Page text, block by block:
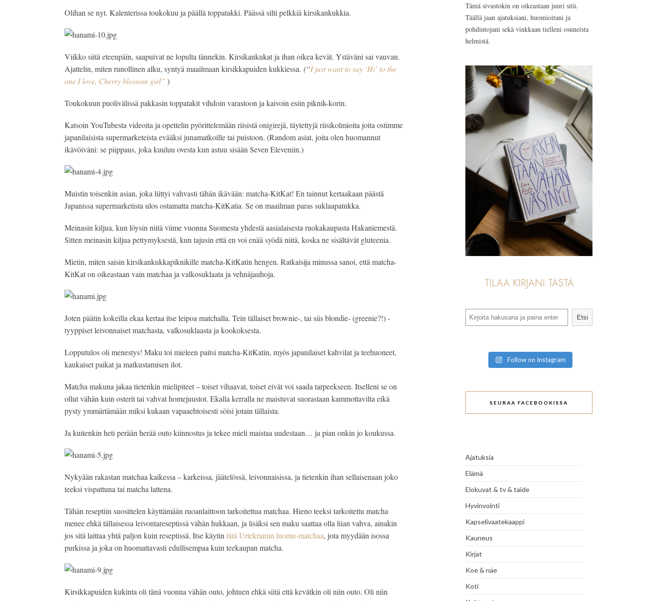
Olihan se nyt. Kalenterissa toukokuu ja päällä toppatakki. Päässä silti pelkkiä kirsikankukkia.
Viikko siitä eteenpäin, saapuivat ne lopulta tännekin. Kirsikankukat ja ihan oikea kevät. Ystäväni sai vauvan.
Ajattelin, miten runollinen alku, syntyä maailmaan kirsikkapuiden kukkiessa. (“I just want to say ‘Hi’ to the
one I love, Cherry blossom girl” )
Toukokuun puolivälissä pakkasin toppatakit vihdoin varastoon ja kaivoin esiin piknik-korin.
Katsoin YouTubesta videoita ja opettelin pyörittelemään riisistä onigirejä, täytettyjä riisikolmioita joita ostimme
japanilaisista supermarketeista evääksi junamatkoille tai puistoon. (Random asiat, joita olen huomannut
ikävöiväni: se piippaus, joka kuuluu ovesta kun astuu sisään Seven Eleveniin.)
Muistin toisenkin asian, joka liittyi vahvasti tähän ikävään: matcha-KitKat! En tainnut kertaakaan päästä
Japanissa supermarketista ulos ostamatta matcha-KitKatia. Se on maailman paras suklaapatukka.
Meinasin kiljua, kun löysin niitä viime vuonna Suomesta yhdestä aasialaisesta ruokakaupasta Hakaniemestä.
Sitten meinasin kiljua pettymyksestä, kun tajusin että en voi enää syödä niitä, koska ne sisältävät gluteenia.
Mietin, miten saisin kirsikankukkapiknikille matcha-KitKatin hengen. Ratkaisija minussa sanoi, että matcha-
KitKat on oikeastaan vain matchaa ja valkosuklaata ja vehnäjauhoja.
Joten päätin kokeilla ekaa kertaa itse leipoa matchalla. Tein tällaiset brownie-, tai siis blondie- (greenie?!) -
tyyppiset leivonnaiset matchasta, valkosuklaasta ja kookoksesta.
Lopputulos oli menestys! Maku toi mieleen paitsi matcha-KitKatin, myös japanilaiset kahvilat ja teehuoneet,
kaukaiset paikat ja matkustamisen ilot.
Matcha makuna jakaa tietenkin mielipiteet – toiset vihaavat, toiset eivät voi saada tarpeekseen. Itselleni se on
ollut vähän kuin osterit tai vahvat homejuustot. Ekalla kerralla ne maistuvat suorastaan kammottavilta eikä
pysty ymmärtämään miksi kukaan vapaaehtoisesti söisi jotain tällaista.
Ja kuitenkin heti perään herää outo kiinnostus ja tekee mieli maistaa uudestaan… ja pian onkin jo koukussa.
Nykyään rakastan matchaa kaikessa – karkeissa, jäätelössä, leivonnaisissa, ja tietenkin ihan sellaisenaan joko
teeksi vispattuna tai matcha lattena.
Tähän reseptiin suosittelen käyttämään ruoanlaittoon tarkoitettua matchaa. Hieno teeksi tarkoitettu matcha
menee ehkä tällaisessa leivontareseptissä vähän hukkaan, ja lisäksi sen maku saattaa olla liian vahva, ainakin
jos sitä laittaa yhtä paljon kuin reseptissä. Itse käytin tätä Urtekramin luomu-matchaa, jota myydään isossa
purkissa ja joka on huomattavasti edullisempaa kuin teekaupan matcha.
Kirsikkapuiden kukinta oli tänä vuonna vähän outo, johtuen ehkä siitä että kevätkin oli niin outo. Oli niin
Tämä sivustokin on oikeastaan juuri sitä.
Täällä jaan ajatuksiani, huomioitani ja
pohdintojani sekä vinkkaan tielleni osuneista
helmistä.
TILAA KIRJANI TÄSTÄ
Etsi
Follow on Instagram
SEURAA FACEBOOKISSA
Ajatuksia
Elämä
Elokuvat & tv & taide
Hyvinvointi
Kapselivaatekaappi
Kauneus
Kirjat
Koe & näe
Koti